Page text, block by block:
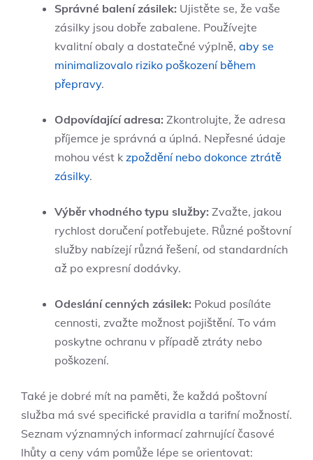
Správné balení zásilek: Ujistěte se, že vaše
zásilky jsou dobře zabalene. Používejte
kvalitní obaly a dostatečné výplně, aby se
minimalizovalo riziko poškození během
přepravy.
Odpovídající adresa: Zkontrolujte, že adresa
příjemce je správná a úplná. Nepřesné údaje
mohou vést k zpoždění nebo dokonce ztrátě
zásilky.
Výběr vhodného typu služby: Zvažte, jakou
rychlost doručení potřebujete. Různé poštovní
služby nabízejí různá řešení, od standardních
až po expresní dodávky.
Odeslání cenných zásilek: Pokud posíláte
cennosti, zvažte možnost pojištění. To vám
poskytne ochranu v případě ztráty nebo
poškození.
Také je dobré mít na paměti, že každá poštovní
služba má své specifické pravidla a tarifní možností.
Seznam významných informací zahrnující časové
lhůty a ceny vám pomůže lépe se orientovat: